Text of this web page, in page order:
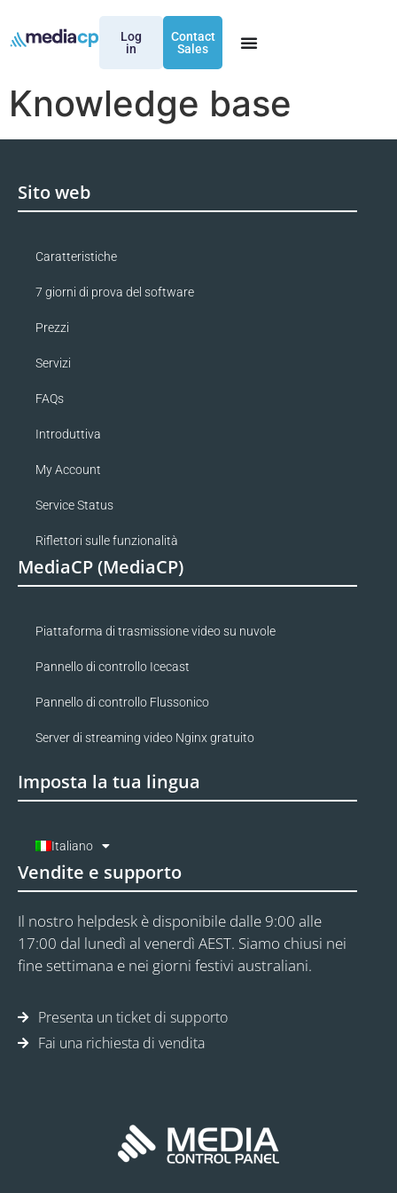
Log
in
Contact
Sales
Knowledge base
Sito web
Caratteristiche
7 giorni di prova del software
Prezzi
Servizi
FAQs
Introduttiva
My Account
Service Status
Riflettori sulle funzionalità
MediaCP (MediaCP)
Piattaforma di trasmissione video su nuvole
Pannello di controllo Icecast
Pannello di controllo Flussonico
Server di streaming video Nginx gratuito
Imposta la tua lingua
Italiano
Vendite e supporto
Il nostro helpdesk è disponibile dalle 9:00 alle
17:00 dal lunedì al venerdì AEST. Siamo chiusi nei
fine settimana e nei giorni festivi australiani.
Presenta un ticket di supporto
Fai una richiesta di vendita